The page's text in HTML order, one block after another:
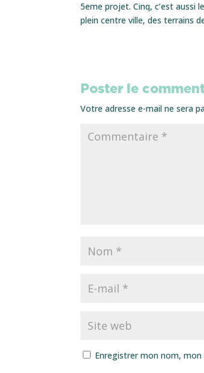
5eme projet. Cinq, c’est aussi
plein centre ville, des terrains
Poster le
Votre adresse e-mail ne sera
Enregistrer mon nom,